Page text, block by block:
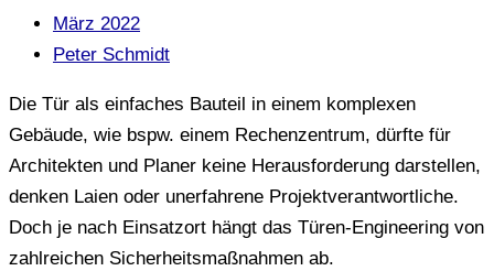
März 2022
Peter Schmidt
Die Tür als einfaches Bauteil in einem komplexen
Gebäude, wie bspw. einem Rechenzentrum, dürfte für
Architekten und Planer keine Herausforderung darstellen,
denken Laien oder unerfahrene Projektverantwortliche.
Doch je nach Einsatzort hängt das Türen-Engineering von
zahlreichen Sicherheitsmaßnahmen ab.